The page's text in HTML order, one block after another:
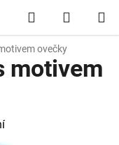
Hledat
KOŠÍK
ovečky
motivem